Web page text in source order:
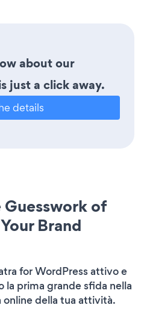
about our
just a click away.
details
of
Brand
for WordPress attivo e
la prima grande sfida nella
online della tua attività.